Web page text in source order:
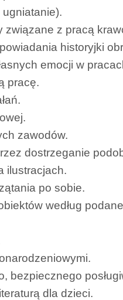
związane z pracą
historyjki
emocji w
pracę.
zawodów.
dostrzeganie
ilustracjach.
po sobie.
według
bezpiecznego
dla dzieci.